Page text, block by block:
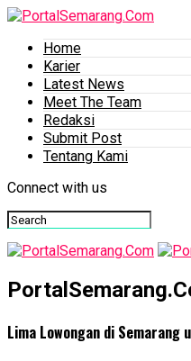
Home
Karier
Latest News
Meet The Team
Redaksi
Submit Post
Tentang Kami
Connect with us
Lima Lowongan di Semarang